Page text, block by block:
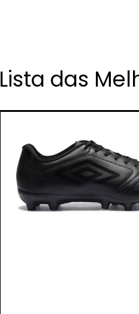
Lista das